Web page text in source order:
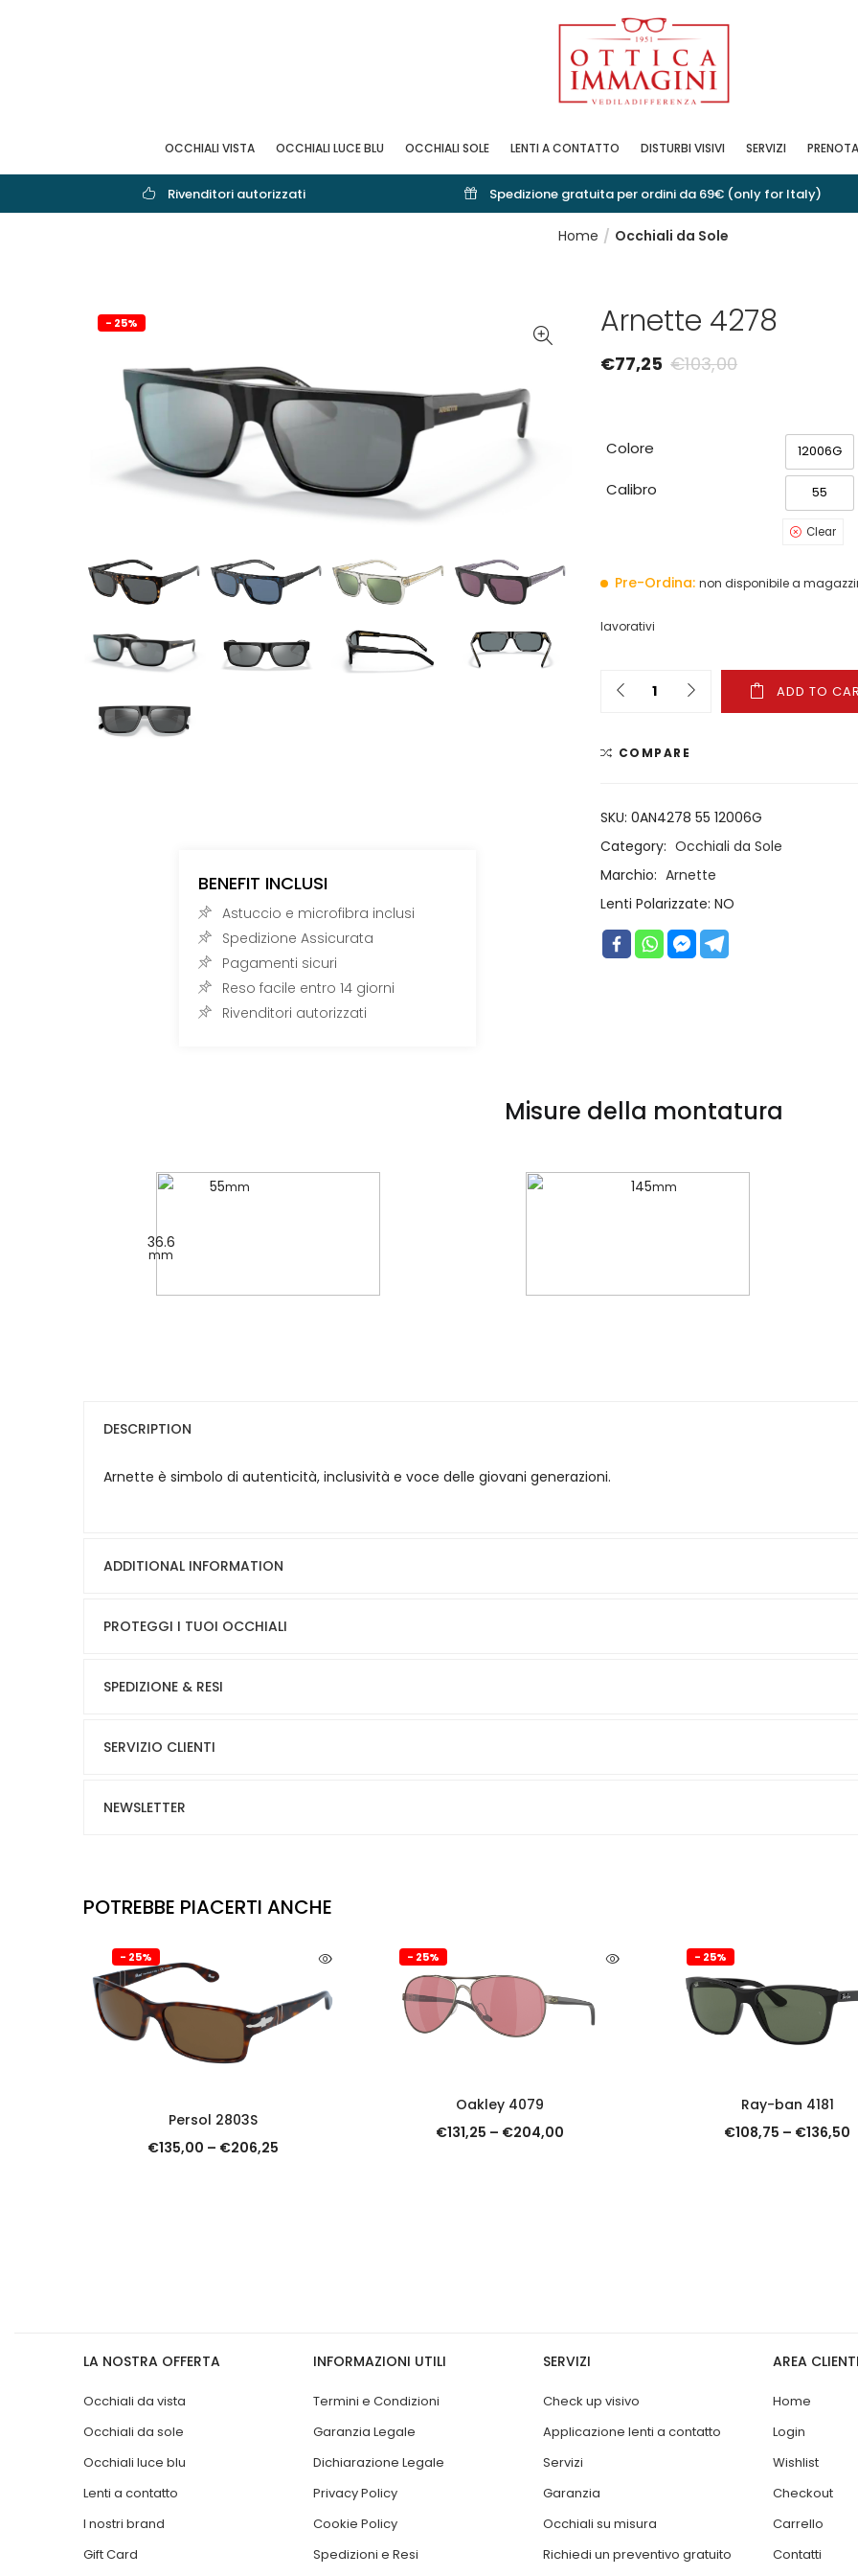
OCCHIALI VISTA OCCHIALI LUCE BLU OCCHIALI SOLE LENTI A CONTATTO DISTURBI VISIVI SERVIZI
Rivenditori autorizzati Spedizione gratuita per ordini da 69€ (only for Italy)
Home Occhiali da Sole
- 25%
BENEFIT INCLUSI
Astuccio e microfibra inclusi
Spedizione Assicurata
Pagamenti sicuri
Reso facile entro 14 giorni
Rivenditori autorizzati
Arnette 4278
€77,25 €103,00
Colore 12006G
Calibro 55
Clear
Pre-Ordina: non disponibile a
lavorativi
Quantity
ADD TO
COMPARE
SKU: 0AN4278 55 12006G
Category: Occhiali da Sole
Marchio: Arnette
Lenti Polarizzate: NO
Misure della montatura
55mm
36.6
mm
145mm
DESCRIPTION
Arnette è simbolo di autenticità, inclusività e voce delle giovani generazioni.
ADDITIONAL INFORMATION
PROTEGGI I TUOI OCCHIALI
SPEDIZIONE & RESI
SERVIZIO CLIENTI
NEWSLETTER
POTREBBE PIACERTI ANCHE
- 25%
Persol 2803S
€135,00 – €206,25
- 25%
Oakley 4079
€131,25 – €204,00
- 25%
Ray-ban 4181
€108,75 – €136,50
LA NOSTRA OFFERTA
Occhiali da vista
Occhiali da sole
Occhiali luce blu
Lenti a contatto
I nostri brand
Gift Card
INFORMAZIONI UTILI
Termini e Condizioni
Garanzia Legale
Dichiarazione Legale
Privacy Policy
Cookie Policy
Spedizioni e Resi
SERVIZI
Check up visivo
Applicazione lenti a contatto
Servizi
Garanzia
Occhiali su misura
Richiedi un preventivo gratuito
AREA CLIENTI
Home
Login
Wishlist
Checkout
Carrello
Contatti